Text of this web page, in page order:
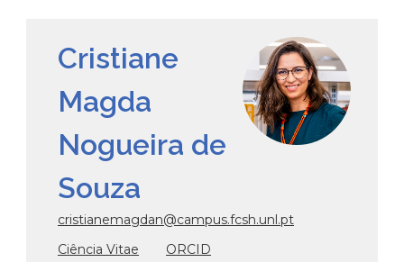
Cristiane
Magda
Nogueira de
Souza
cristianemagdan@campus.fcsh.unl.pt
Ciência Vitae
ORCID